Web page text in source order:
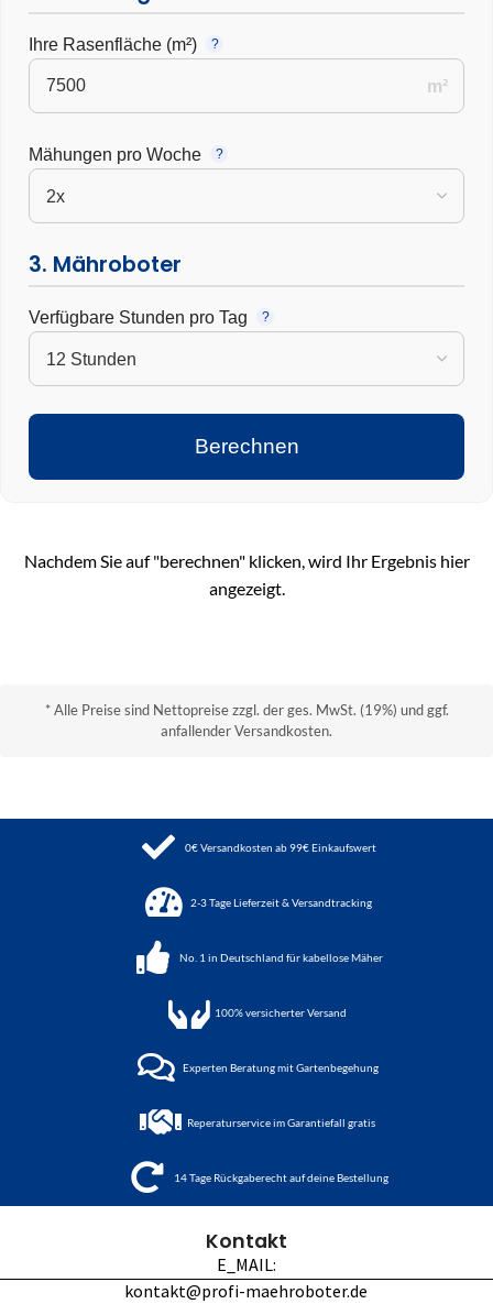
Ihre Rasenfläche (m²) ?
m²
Mähungen pro Woche ?
3. Mähroboter
Verfügbare Stunden pro Tag ?
Berechnen
Nachdem Sie auf "berechnen" klicken, wird Ihr Ergebnis hier
angezeigt.
* Alle Preise sind Nettopreise zzgl. der ges. MwSt. (19%) und ggf.
anfallender Versandkosten.
0€ Versandkosten ab 99€ Einkaufswert
2-3 Tage Lieferzeit & Versandtracking
No. 1 in Deutschland für kabellose Mäher
100%versicherter Versand
Experten Beratung mit Gartenbegehung
Reperaturservice im Garantiefall gratis
14 Tage Rückgaberecht auf deine Bestellung
Kontakt
E_MAIL:
kontakt@profi-maehroboter.de